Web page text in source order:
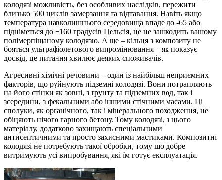
колодязі можливість, без особливих наслідків, пережити
близько 500 циклів замерзання та відтавання. Навіть якщо
температура навколишнього середовища впаде до -65 або
підніметься до +160 градусів Цельсія, це не зашкодить вашому
полімерпіщаному колодязю. А ще – кільця з композиту не
бояться ультрафіолетового випромінювання – як показує
досвід, це питання хвилює деяких споживачів.
Агресивні хімічні речовини – один із найбільш неприємних
факторів, що руйнують підземні колодязі. Вони потрапляють
на його стінки як зовні, з ґрунту та підземних вод, так і
зсередини, з фекальними або іншими стічними масами. Ці
сполуки, як органічного, так і мінерального походження, не
обіцяють нічого гарного бетону. Тому колодязі, з цього
матеріалу, додатково захищають спеціальними
антисептичними та просто захисними мастиками. Композитні
колодязі не потребують такої обробки, тому що добре
витримують усі випробування, які їм готує експлуатація.